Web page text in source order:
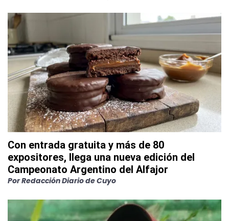
Con entrada gratuita y más de 80
expositores, llega una nueva edición del
Campeonato Argentino del Alfajor
PorRedacción Diario de Cuyo